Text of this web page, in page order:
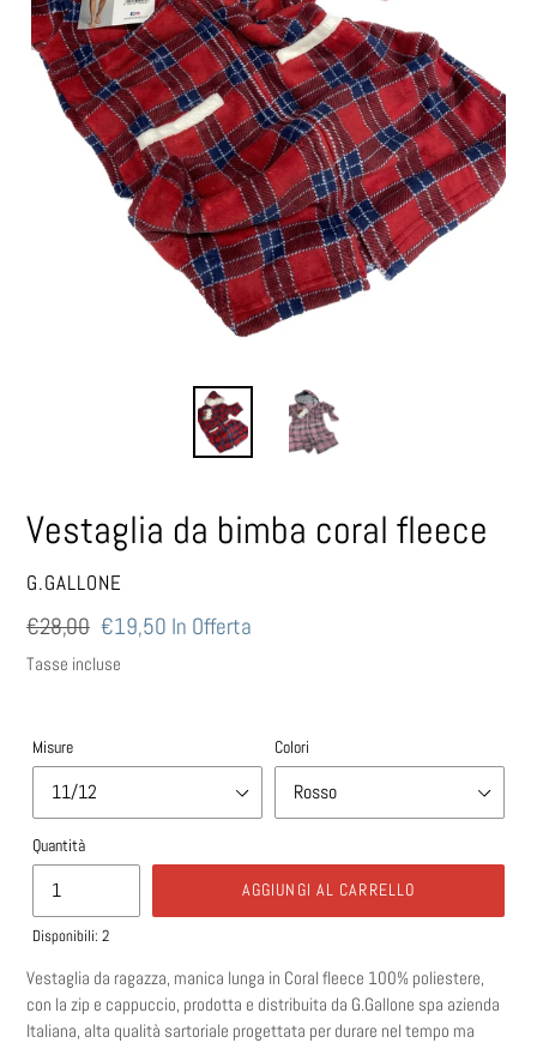
Vestaglia da bimba coral fleece
VENDITORE
G.GALLONE
Prezzo
di
€28,00 Prezzo
scontato
€19,50 In Offerta
Tasse incluse
Misure Colori
Quantità
Disponibili: 2
AGGIUNGI AL CARRELLO
Vestaglia da ragazza, manica lunga in Coral fleece 100% poliestere,
con la zip e cappuccio, prodotta e distribuita da G.Gallone spa azienda
Italiana, alta qualità sartoriale progettata per durare nel tempo ma